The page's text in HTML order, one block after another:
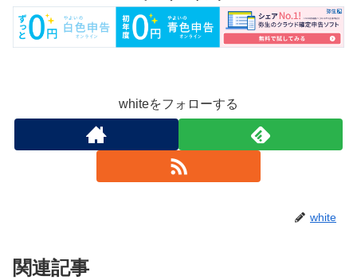
whiteをフォローする
white
関連記事